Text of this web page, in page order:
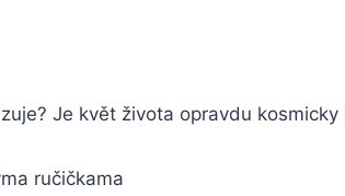
Je květ života opravdu
ručičkama